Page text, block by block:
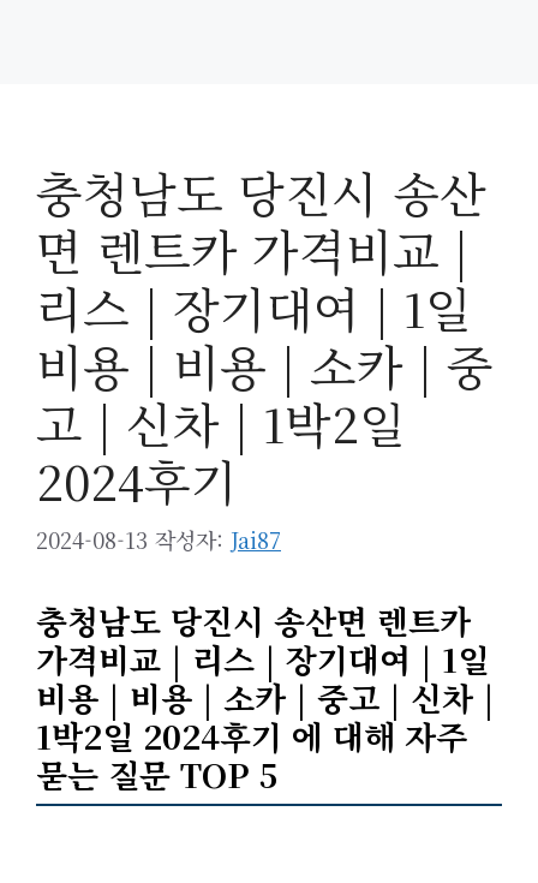
충청남도 당진시 송산
면 렌트카 가격비교 |
리스 | 장기대여 | 1일
비용 | 비용 | 소카 | 중
고 | 신차 | 1박2일
2024후기
2024-08-13 작성자: Jai87
충청남도 당진시 송산면 렌트카
가격비교 | 리스 | 장기대여 | 1일
비용 | 비용 | 소카 | 중고 | 신차 |
1박2일 2024후기 에 대해 자주
묻는 질문 TOP 5